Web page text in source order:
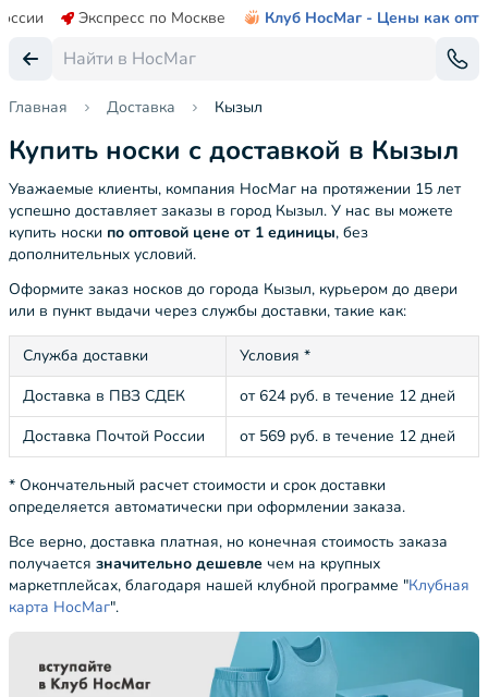
Экспресс по Москве Клуб НосМаг - Цены как опт
Главная Доставка Кызыл
Купить носки с доставкой в Кызыл
Уважаемые клиенты, компания НосМаг на протяжении 15 лет
успешно доставляет заказы в город Кызыл. У нас вы можете
купить носки по оптовой цене от 1 единицы, без
дополнительных условий.
Оформите заказ носков до города Кызыл, курьером до двери
или в пункт выдачи через службы доставки, такие как:
Служба доставки
Условия *
Доставка в ПВЗ СДЕК
от 624 руб. в течение 12 дней
Доставка Почтой России
от 569 руб. в течение 12 дней
* Окончательный расчет стоимости и срок доставки
определяется автоматически при оформлении заказа.
Все верно, доставка платная, но конечная стоимость заказа
получается значительно дешевле чем на крупных
маркетплейсах, благодаря нашей клубной программе "Клубная
карта НосМаг".